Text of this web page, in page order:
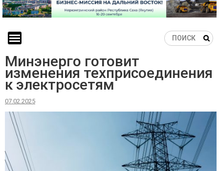
Минэнерго готовит
изменения техприсоединения
к электросетям
07.02.2025